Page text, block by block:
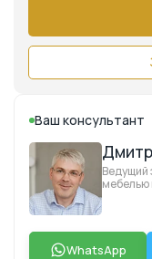
Ваш консультант
Ведущий
мебелью
WhatsApp